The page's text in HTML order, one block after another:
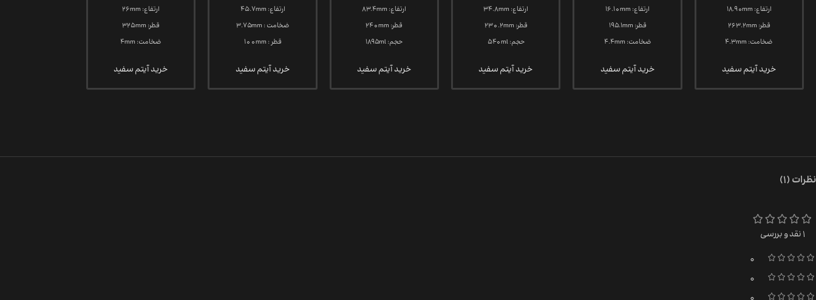
ارتفاع: 18.90mm
قطر: 263.2mm
ضخامت: 4.3mm
خرید آیتم سفید
ارتفاع: 16.10mm
قطر: 195.1mm
ضخامت: 4.4mm
خرید آیتم سفید
ارتفاع: 34.8mm
قطر: 230.2mm
حجم: 540ml
خرید آیتم سفید
ارتفاع: 83.4mm
قطر: 240mm
حجم: 1895ml
خرید آیتم سفید
ارتفاع: 45.7mm
ضخامت : 3.75mm
قطر : 100mm
خرید آیتم سفید
ارتفاع: 26mm
قطر: 325mm
ضخامت: 4mm
خرید آیتم سفید
نظرات (1)
1 نقد و بررسی
0
0